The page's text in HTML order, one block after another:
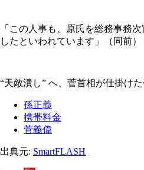
「この人事も、原氏を総務事務
したといわれています」（同前）
“天敵潰し” へ、菅首相が仕掛け
孫正義
携帯料金
菅義偉
出典元: SmartFLASH